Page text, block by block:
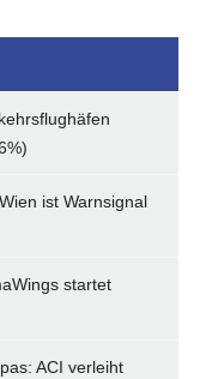
ist Warnsignal
startet
ACI verleiht